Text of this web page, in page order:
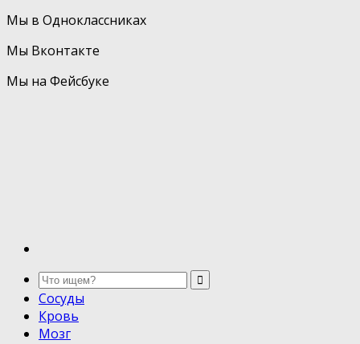
Мы в Одноклассниках
Мы Вконтакте
Мы на Фейсбуке
Сосуды
Кровь
Мозг